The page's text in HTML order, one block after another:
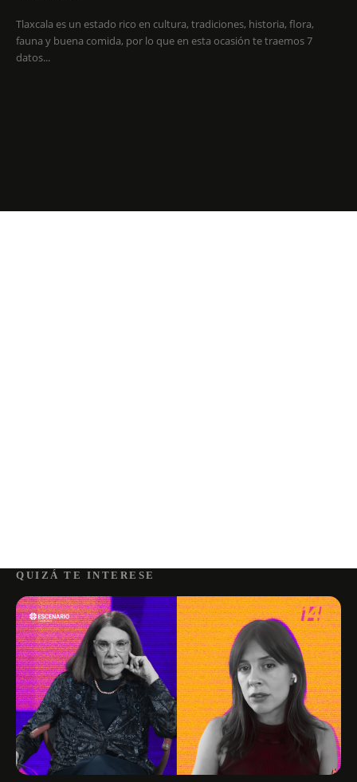
Tlaxcala es un estado rico en cultura, tradiciones, historia, flora,
fauna y buena comida, por lo que en esta ocasión te traemos 7
datos...
QUIZÁ TE INTERESE